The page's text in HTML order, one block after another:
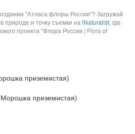
"Атласа флоры России"? Загружай
природе и точку съемки на iNaturalist, где
проекта "Флора России | Flora of
приземистая)
приземистая)